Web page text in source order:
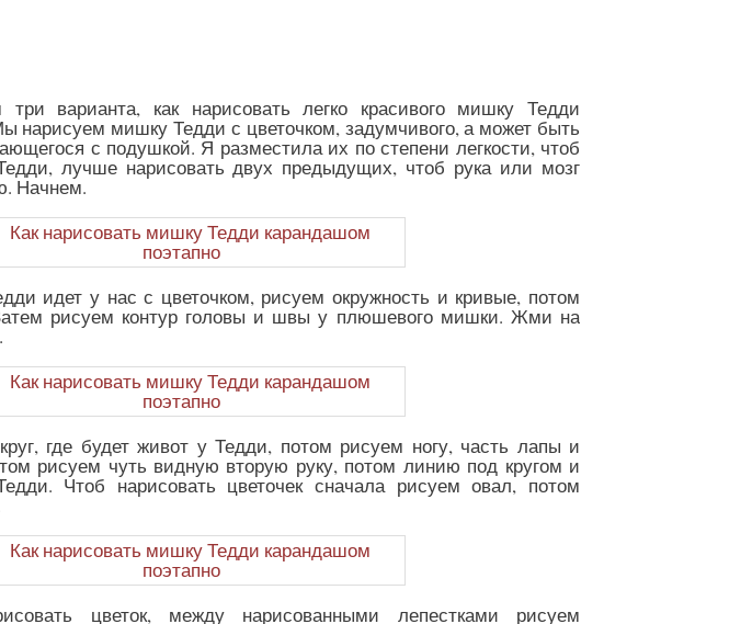
варианта, как нарисовать легко красивого мишку Тедди
нарисуем мишку Тедди с цветочком, задумчивого, а может быть
с подушкой. Я разместила их по степени легкости, чтоб
лучше нарисовать двух предыдущих, чтоб рука или мозг
Начнем.
идет у нас с цветочком, рисуем окружность и кривые, потом
рисуем контур головы и швы у плюшевого мишки. Жми на
где будет живот у Тедди, потом рисуем ногу, часть лапы и
рисуем чуть видную вторую руку, потом линию под кругом и
Чтоб нарисовать цветочек сначала рисуем овал, потом
цветок, между нарисованными лепестками рисуем